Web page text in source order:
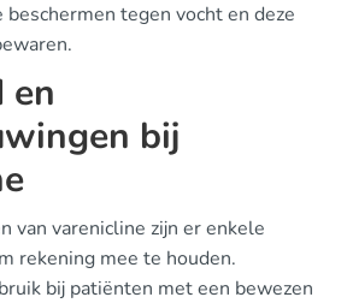
tegen vocht en deze
en
bij
van varenicline zijn er enkele
rekening mee te houden.
bij patiënten met een bewezen